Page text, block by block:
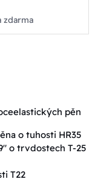
zdarma
pěn
o tuhosti HR35
o trvdostech T-25
T22